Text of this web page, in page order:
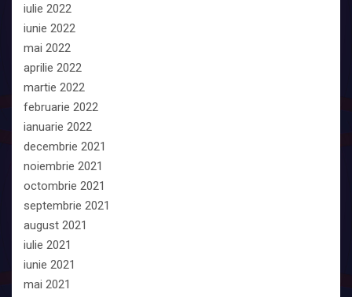
iulie 2022
iunie 2022
mai 2022
aprilie 2022
martie 2022
februarie 2022
ianuarie 2022
decembrie 2021
noiembrie 2021
octombrie 2021
septembrie 2021
august 2021
iulie 2021
iunie 2021
mai 2021